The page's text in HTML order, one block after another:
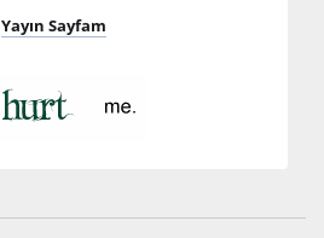
Yayın Sayfam